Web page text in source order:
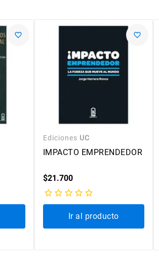
Ediciones UC
IMPACTO EMPRENDEDOR
$21.700
Ir al producto